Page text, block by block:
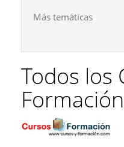
Más temáticas
Todos los
Formación